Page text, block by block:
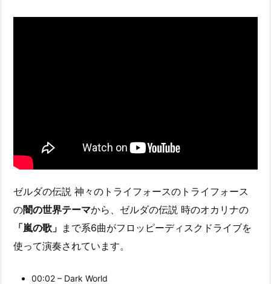
ゼルダの伝説 神々のトライフォースのトライフォース
の闇の世界テーマから、ゼルダの伝説 時のオカリナの
「嵐の歌」 まで系6曲がフロッピーディスクドライブを
使って演奏されています。
00:02 – Dark World